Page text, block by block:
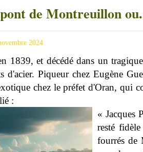
de Montreuillon
2024
1839, et décédé dans un
d'acier. Piqueur chez Eugène
chez le préfet d'Oran, qui
:
« Jacques
resté
fourrés de